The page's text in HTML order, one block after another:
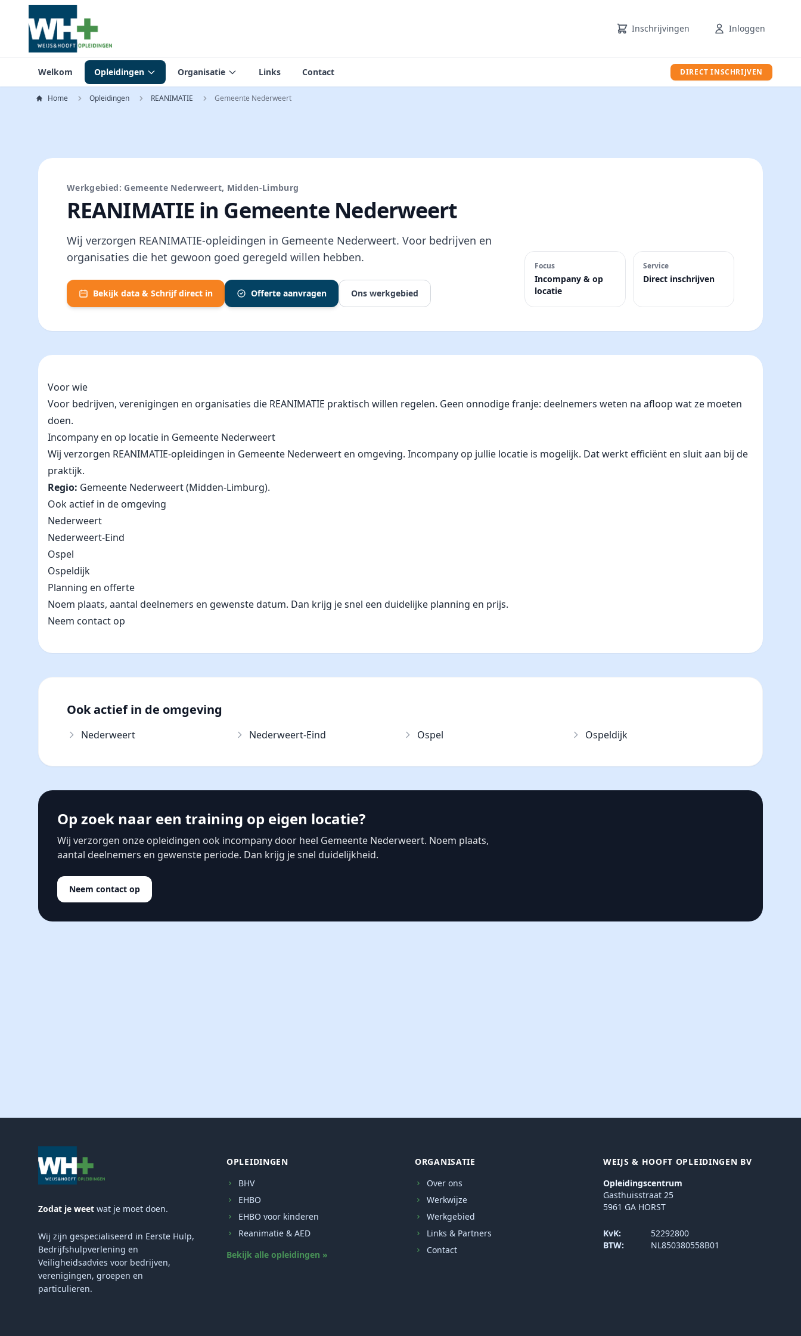
Inschrijvingen Inloggen
Welkom Opleidingen Organisatie Links Contact DIRECT INSCHRIJVEN
Home Opleidingen REANIMATIE Gemeente Nederweert
Werkgebied: Gemeente Nederweert, Midden-Limburg
REANIMATIE in Gemeente Nederweert
Wij verzorgen REANIMATIE-opleidingen in Gemeente Nederweert. Voor bedrijven en
organisaties die het gewoon goed geregeld willen hebben.
Bekijk data & Schrijf direct in Offerte aanvragen Ons werkgebied
Focus
Incompany & op
locatie
Service
Direct inschrijven
Voor wie
Voor bedrijven, verenigingen en organisaties die REANIMATIE praktisch willen regelen. Geen onnodige franje: deelnemers weten na afloop wat ze moeten
doen.
Incompany en op locatie in Gemeente Nederweert
Wij verzorgen REANIMATIE-opleidingen in Gemeente Nederweert en omgeving. Incompany op jullie locatie is mogelijk. Dat werkt efficiënt en sluit aan bij de
praktijk.
Regio: Gemeente Nederweert (Midden-Limburg).
Ook actief in de omgeving
Nederweert
Nederweert-Eind
Ospel
Ospeldijk
Planning en offerte
Noem plaats, aantal deelnemers en gewenste datum. Dan krijg je snel een duidelijke planning en prijs.
Neem contact op
Ook actief in de omgeving
Nederweert Nederweert-Eind Ospel Ospeldijk
Op zoek naar een training op eigen locatie?
Wij verzorgen onze opleidingen ook incompany door heel Gemeente Nederweert. Noem plaats,
aantal deelnemers en gewenste periode. Dan krijg je snel duidelijkheid.
Neem contact op
Zodat je weet wat je moet doen.
Wij zijn gespecialiseerd in Eerste Hulp,
Bedrijfshulpverlening en
Veiligheidsadvies voor bedrijven,
verenigingen, groepen en
particulieren.
OPLEIDINGEN
BHV
EHBO
EHBO voor kinderen
Reanimatie & AED
Bekijk alle opleidingen »
ORGANISATIE
Over ons
Werkwijze
Werkgebied
Links & Partners
Contact
WEIJS & HOOFT OPLEIDINGEN BV
Opleidingscentrum
Gasthuisstraat 25
5961 GA HORST
KvK:
52292800
BTW:
NL850380558B01